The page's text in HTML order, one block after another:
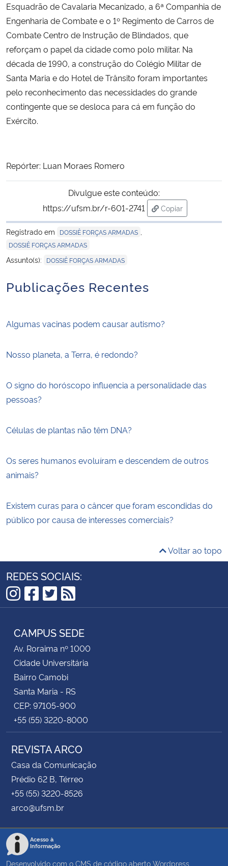
Esquadrão de Cavalaria Mecanizado, a 6ª Companhia de
Engenharia de Combate e o 1º Regimento de Carros de
Combate Centro de Instrução de Blindados, que
reforçam o papel da cidade como polo militar. Na
década de 1990, a construção do Colégio Militar de
Santa Maria e do Hotel de Trânsito foram importantes
pelo reconhecimento das necessidades do grande
contingente que se desloca para cá em função do
Exército.
Repórter: Luan Moraes Romero
Divulgue este conteúdo:
https://ufsm.br/r-601-2741
Copiar
para área de
Registrado em
DOSSIÊ FORÇAS ARMADAS
DOSSIÊ FORÇAS ARMADAS
Assunto(s): DOSSIÊ FORÇAS ARMADAS
Publicações Recentes
Algumas vacinas podem causar autismo?
Nosso planeta, a Terra, é redondo?
O signo do horóscopo influencia a personalidade das
pessoas?
Células de plantas não têm DNA?
Os seres humanos evoluíram e descendem de outros
animais?
Existem curas para o câncer que foram escondidas do
público por causa de interesses comerciais?
Voltar ao topo
REDES SOCIAIS:
Instagram
Facebook
Twitter
RSS
CAMPUS SEDE
Av. Roraima nº 1000
Cidade Universitária
Bairro Camobi
Santa Maria - RS
CEP: 97105-900
+55 (55) 3220-8000
REVISTA ARCO
Casa da Comunicação
Prédio 62 B, Térreo
+55 (55) 3220-8526
arco@ufsm.br
Acesso à
Informação
Desenvolvido com o CMS de código aberto Wordpress